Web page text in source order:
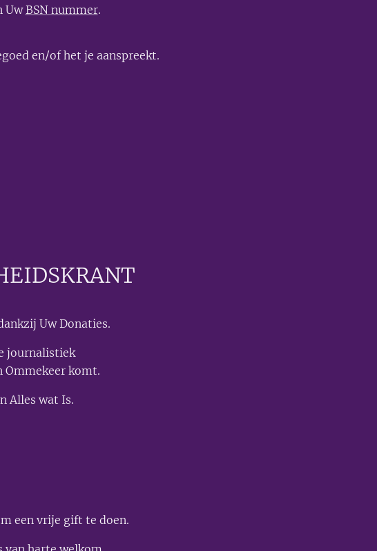
UwBSN nummer.
en/of het je aanspreekt.
Uw Donaties.
journalistiek
Ommekeer komt.
Alles wat Is.
een vrije gift te doen.